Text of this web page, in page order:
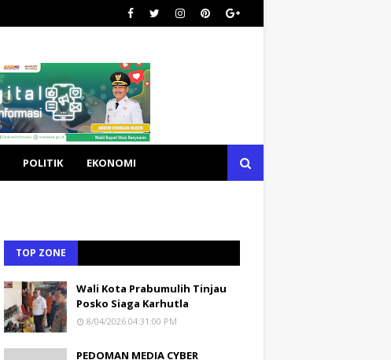
POLITIK EKONOMI
TOP ZONE
Wali Kota Prabumulih Tinjau
Posko Siaga Karhutla
8/04/2026 04:31:00 PM
PEDOMAN MEDIA CYBER